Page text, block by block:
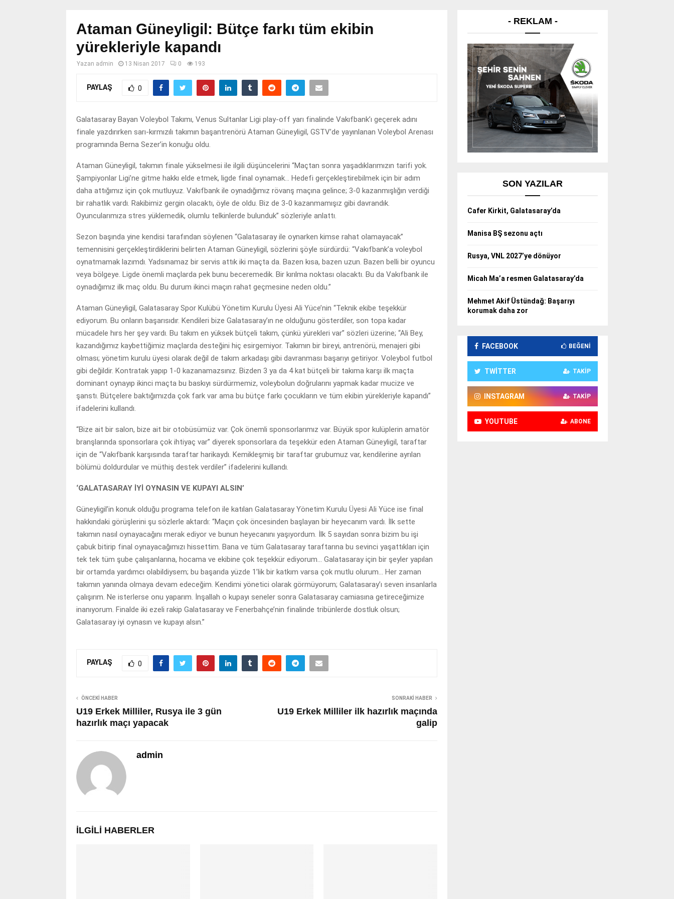
Ataman Güneyligil: Bütçe farkı tüm ekibin
yürekleriyle kapandı
Yazan admin 13 Nisan 2017 0 193
PAYLAŞ 0
Galatasaray Bayan Voleybol Takımı, Venus Sultanlar Ligi play-off yarı finalinde Vakıfbank’ı geçerek adını
finale yazdırırken sarı-kırmızılı takımın başantrenörü Ataman Güneyligil, GSTV’de yayınlanan Voleybol Arenası
programında Berna Sezer’in konuğu oldu.
Ataman Güneyligil, takımın finale yükselmesi ile ilgili düşüncelerini “Maçtan sonra yaşadıklarımızın tarifi yok.
Şampiyonlar Ligi’ne gitme hakkı elde etmek, ligde final oynamak… Hedefi gerçekleştirebilmek için bir adım
daha attığımız için çok mutluyuz. Vakıfbank ile oynadığımız rövanş maçına gelince; 3-0 kazanmışlığın verdiği
bir rahatlık vardı. Rakibimiz gergin olacaktı, öyle de oldu. Biz de 3-0 kazanmamışız gibi davrandık.
Oyuncularımıza stres yüklemedik, olumlu telkinlerde bulunduk” sözleriyle anlattı.
Sezon başında yine kendisi tarafından söylenen “Galatasaray ile oynarken kimse rahat olamayacak”
temennisini gerçekleştirdiklerini belirten Ataman Güneyligil, sözlerini şöyle sürdürdü: “Vakıfbank’a voleybol
oynatmamak lazımdı. Yadsınamaz bir servis attık iki maçta da. Bazen kısa, bazen uzun. Bazen belli bir oyuncu
veya bölgeye. Ligde önemli maçlarda pek bunu beceremedik. Bir kırılma noktası olacaktı. Bu da Vakıfbank ile
oynadığımız ilk maç oldu. Bu durum ikinci maçın rahat geçmesine neden oldu.”
Ataman Güneyligil, Galatasaray Spor Kulübü Yönetim Kurulu Üyesi Ali Yüce’nin “Teknik ekibe teşekkür
ediyorum. Bu onların başarısıdır. Kendileri bize Galatasaray’ın ne olduğunu gösterdiler, son topa kadar
mücadele hırs her şey vardı. Bu takım en yüksek bütçeli takım, çünkü yürekleri var” sözleri üzerine; “Ali Bey,
kazandığımız kaybettiğimiz maçlarda desteğini hiç esirgemiyor. Takımın bir bireyi, antrenörü, menajeri gibi
olması; yönetim kurulu üyesi olarak değil de takım arkadaşı gibi davranması başarıyı getiriyor. Voleybol futbol
gibi değildir. Kontratak yapıp 1-0 kazanamazsınız. Bizden 3 ya da 4 kat bütçeli bir takıma karşı ilk maçta
dominant oynayıp ikinci maçta bu baskıyı sürdürmemiz, voleybolun doğrularını yapmak kadar mucize ve
şanstı. Bütçelere baktığımızda çok fark var ama bu bütçe farkı çocukların ve tüm ekibin yürekleriyle kapandı”
ifadelerini kullandı.
“Bize ait bir salon, bize ait bir otobüsümüz var. Çok önemli sponsorlarımız var. Büyük spor kulüplerin amatör
branşlarında sponsorlara çok ihtiyaç var” diyerek sponsorlara da teşekkür eden Ataman Güneyligil, taraftar
için de “Vakıfbank karşısında taraftar harikaydı. Kemikleşmiş bir taraftar grubumuz var, kendilerine ayrılan
bölümü doldurdular ve müthiş destek verdiler” ifadelerini kullandı.
‘GALATASARAY İYİ OYNASIN VE KUPAYI ALSIN’
Güneyligil’in konuk olduğu programa telefon ile katılan Galatasaray Yönetim Kurulu Üyesi Ali Yüce ise final
hakkındaki görüşlerini şu sözlerle aktardı: “Maçın çok öncesinden başlayan bir heyecanım vardı. İlk sette
takımın nasıl oynayacağını merak ediyor ve bunun heyecanını yaşıyordum. İlk 5 sayıdan sonra bizim bu işi
çabuk bitirip final oynayacağımızı hissettim. Bana ve tüm Galatasaray taraftarına bu sevinci yaşattıkları için
tek tek tüm şube çalışanlarına, hocama ve ekibine çok teşekkür ediyorum… Galatasaray için bir şeyler yapılan
bir ortamda yardımcı olabildiysem; bu başarıda yüzde 1’lik bir katkım varsa çok mutlu olurum… Her zaman
takımın yanında olmaya devam edeceğim. Kendimi yönetici olarak görmüyorum; Galatasaray’ı seven insanlarla
çalışırım. Ne isterlerse onu yaparım. İnşallah o kupayı seneler sonra Galatasaray camiasına getireceğimize
inanıyorum. Finalde iki ezeli rakip Galatasaray ve Fenerbahçe’nin finalinde tribünlerde dostluk olsun;
Galatasaray iyi oynasın ve kupayı alsın.”
PAYLAŞ 0
ÖNCEKI HABER
U19 Erkek Milliler, Rusya ile 3 gün
hazırlık maçı yapacak
SONRAKI HABER
U19 Erkek Milliler ilk hazırlık maçında
galip
admin
İLGILI HABERLER
- REKLAM -
SON YAZILAR
Cafer Kirkit, Galatasaray’da
Manisa BŞ sezonu açtı
Rusya, VNL 2027’ye dönüyor
Micah Ma’a resmen Galatasaray’da
Mehmet Akif Üstündağ: Başarıyı
korumak daha zor
FACEBOOK BEĞENI
TWITTER TAKIP
INSTAGRAM TAKIP
YOUTUBE ABONE